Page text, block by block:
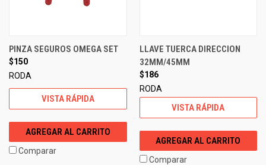
PINZA SEGUROS OMEGA SET
$150
RODA
VISTA RÁPIDA
AGREGAR AL CARRITO
Comparar
LLAVE TUERCA DIRECCION
32MM/45MM
$186
RODA
VISTA RÁPIDA
AGREGAR AL CARRITO
Comparar